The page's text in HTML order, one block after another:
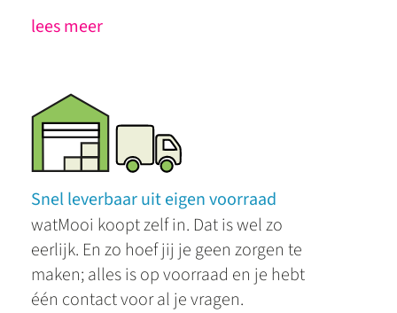
lees meer
Snel leverbaar uit eigen voorraad
watMooi koopt zelf in. Dat is wel zo
eerlijk. En zo hoef jij je geen zorgen te
maken; alles is op voorraad en je hebt
één contact voor al je vragen.